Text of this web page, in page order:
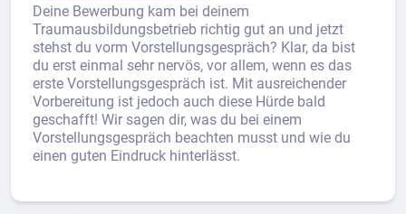
Deine Bewerbung kam bei deinem
Traumausbildungsbetrieb richtig gut an und jetzt
stehst du vorm Vorstellungsgespräch? Klar, da bist
du erst einmal sehr nervös, vor allem, wenn es das
erste Vorstellungsgespräch ist. Mit ausreichender
Vorbereitung ist jedoch auch diese Hürde bald
geschafft! Wir sagen dir, was du bei einem
Vorstellungsgespräch beachten musst und wie du
einen guten Eindruck hinterlässt.